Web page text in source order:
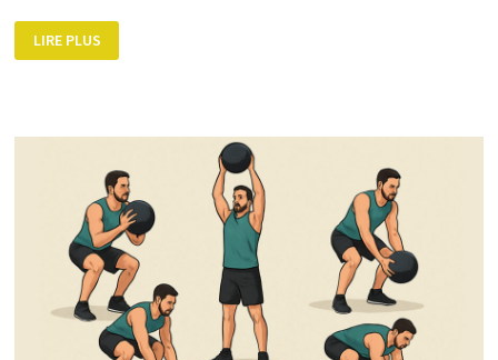
SOIGNER
UNE
AU
LIRE PLUS